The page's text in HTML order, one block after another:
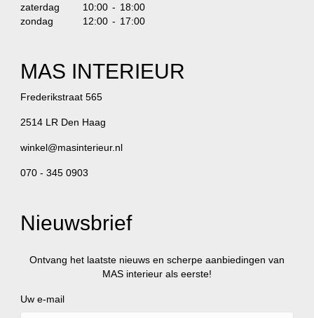
zaterdag
10:00 - 18:00
zondag
12:00 - 17:00
MAS INTERIEUR
Frederikstraat 565
2514 LR Den Haag
winkel@masinterieur.nl
070 - 345 0903
Nieuwsbrief
Ontvang het laatste nieuws en scherpe aanbiedingen van
MAS interieur als eerste!
Uw e-mail